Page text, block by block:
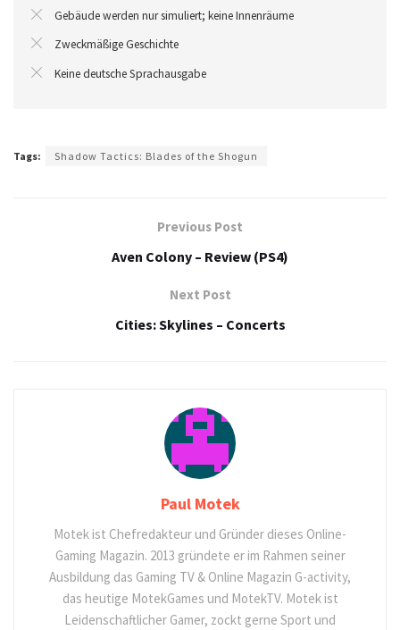
Gebäude werden nur simuliert; keine Innenräume
Zweckmäßige Geschichte
Keine deutsche Sprachausgabe
Tags: Shadow Tactics: Blades of the Shogun
Previous Post
Aven Colony – Review (PS4)
Next Post
Cities: Skylines – Concerts
Paul Motek
Motek ist Chefredakteur und Gründer dieses Online-
Gaming Magazin. 2013 gründete er im Rahmen seiner
Ausbildung das Gaming TV & Online Magazin G-activity,
das heutige MotekGames und MotekTV. Motek ist
Leidenschaftlicher Gamer, zockt gerne Sport und